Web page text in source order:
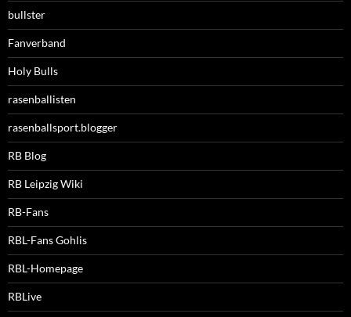
bullster
Fanverband
Holy Bulls
rasenballisten
rasenballsport.blogger
RB Blog
RB Leipzig Wiki
RB-Fans
RBL-Fans Gohlis
RBL-Homepage
RBLive